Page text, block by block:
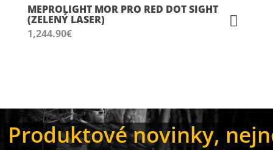
MEPROLIGHT MOR PRO RED DOT SIGHT
(ZELENÝ LASER)
1,244.90€
Produktové novinky,